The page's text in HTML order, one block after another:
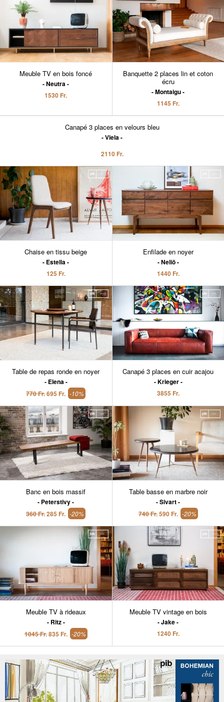
Meuble TV en bois foncé
Neutra
1530 Fr.
Canapé 3 places en velours bleu
Viela
2110 Fr.
Banquette 2 places lin et coton
écru
Montaigu
1145 Fr.
Chaise en tissu beige
Estella
125 Fr.
Enfilade en noyer
Neliö
1440 Fr.
Table de repas ronde en noyer
Elena
770 Fr.695 Fr. -10%
Canapé 3 places en cuir acajou
Krieger
3855 Fr.
Banc en bois massif
Peterstivy
360 Fr.285 Fr. -20%
Table basse en marbre noir
Sivart
740 Fr.590 Fr. -20%
Meuble TV à rideaux
Ritz
1045 Fr.835 Fr. -20%
Meuble TV vintage en bois
Jake
1240 Fr.